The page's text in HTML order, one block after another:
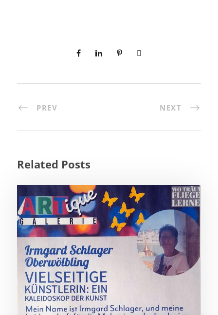
PREV NEXT
Related Posts